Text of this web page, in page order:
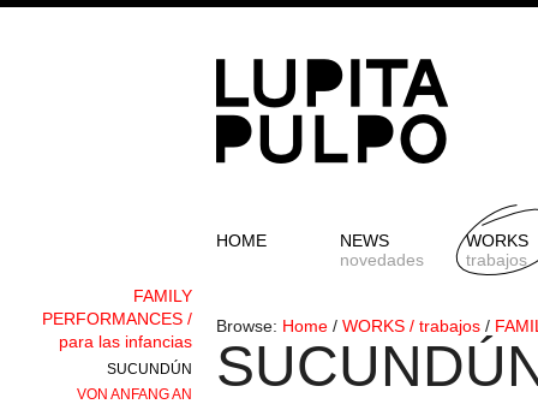
HOME
NEWS
novedades
WORKS
trabajos
Browse: Home / WORKS / trabajos /
FAMILY
PERFORMANCES /
para las infancias
SUCUNDÚN
VON ANFANG AN